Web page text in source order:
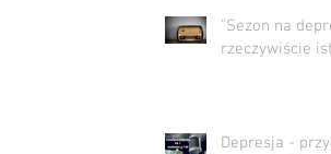
"Sezon na
rzeczywiście
Depresja -